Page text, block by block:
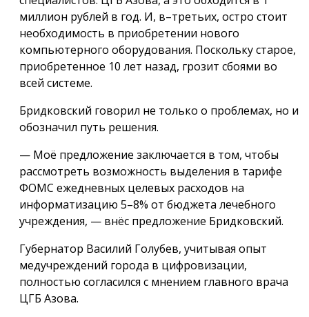
миллион рублей в год. И, в–третьих, остро стоит
необходимость в приобретении нового
компьютерного оборудования. Поскольку старое,
приобретенное 10 лет назад, грозит сбоями во
всей системе.
Бридковский говорил не только о проблемах, но и
обозначил путь решения.
— Моё предложение заключается в том, чтобы
рассмотреть возможность выделения в тарифе
ФОМС ежедневных целевых расходов на
информатизацию 5–8% от бюджета лечебного
учреждения, — внёс предложение Бридковский.
Губернатор Василий Голубев, учитывая опыт
медучреждений города в цифровизации,
полностью согласился с мнением главного врача
ЦГБ Азова.